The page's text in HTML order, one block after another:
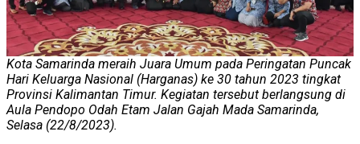
Kota Samarinda meraih Juara Umum pada Peringatan Puncak
Hari Keluarga Nasional (Harganas) ke 30 tahun 2023 tingkat
Provinsi Kalimantan Timur. Kegiatan tersebut berlangsung di
Aula Pendopo Odah Etam Jalan Gajah Mada Samarinda,
Selasa (22/8/2023).